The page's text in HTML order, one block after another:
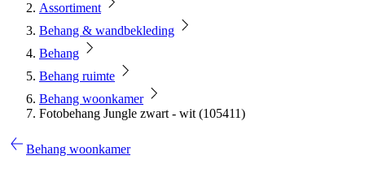
Assortiment
Behang & wandbekleding
Behang
Behang ruimte
Behang woonkamer
Fotobehang Jungle zwart - wit (105411)
Behang woonkamer